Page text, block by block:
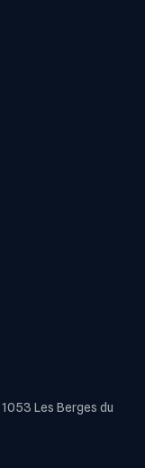
Les Berges du